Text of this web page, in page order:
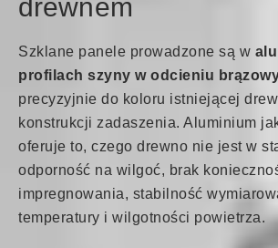
drewnem
Szklane panele prowadzone są w
profilach szyny w odcieniu
precyzyjnie do koloru istniejącej
konstrukcji zadaszenia. Aluminium
oferuje to, czego drewno nie jest w
odporność na wilgoć, brak
impregnowania, stabilność
temperatury i wilgotności powietrza.